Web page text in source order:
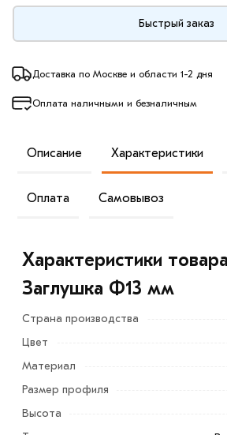
Быстрый заказ
Доставка по Москве и области 1-2 дня
Оплата наличными и безналичным
Описание Характеристики
Оплата Самовывоз
Характеристики
Заглушка Ф13 мм
Страна производства
Цвет
Материал
Размер профиля
Высота